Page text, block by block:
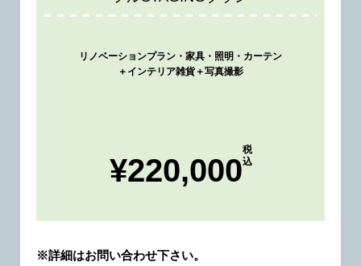
リノベーションプラン・家具・照明・カーテン
＋インテリア雑貨＋写真撮影
¥220,000
税
込
※詳細はお問い合わせ下さい。